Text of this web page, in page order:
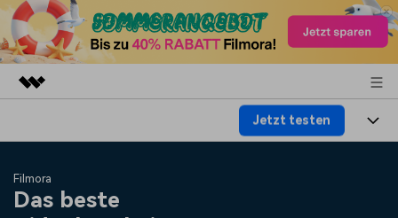
Dienstprogramme
Überblick
Über uns
Jetzt testen
Plattformen
KI
Filmora
Das beste